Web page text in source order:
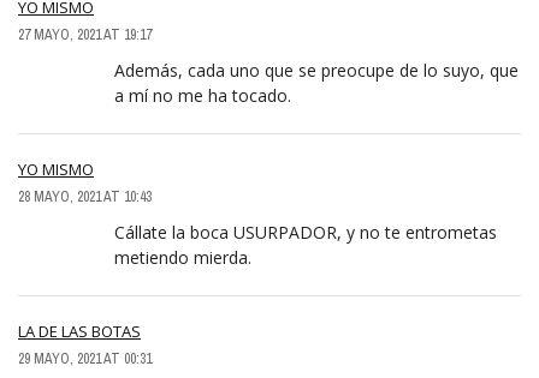
YO MISMO
27 MAYO, 2021 AT 19:17
Además, cada uno que se preocupe de lo suyo, que
a mí no me ha tocado.
YO MISMO
28 MAYO, 2021 AT 10:43
Cállate la boca USURPADOR, y no te entrometas
metiendo mierda.
LA DE LAS BOTAS
29 MAYO, 2021 AT 00:31